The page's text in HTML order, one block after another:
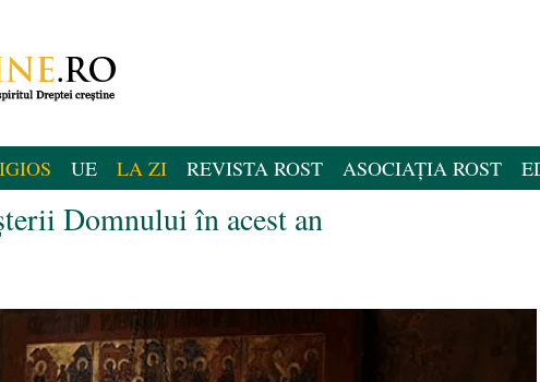
UE LA ZI REVISTA ROST ASOCIAȚIA ROST
Domnului în acest an